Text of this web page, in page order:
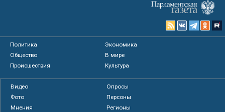
Политика
Экономика
Общество
В мире
Происшествия
Культура
Видео
Опросы
Фото
Персоны
Мнения
Регионы